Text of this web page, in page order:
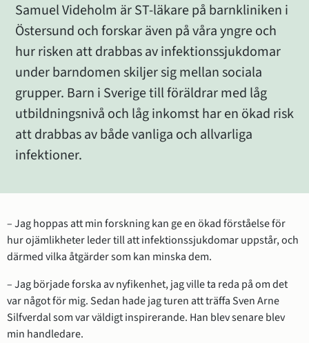
Samuel Videholm är ST-läkare på barnkliniken i
Östersund och forskar även på våra yngre och
hur risken att drabbas av infektionssjukdomar
under barndomen skiljer sig mellan sociala
grupper. Barn i Sverige till föräldrar med låg
utbildningsnivå och låg inkomst har en ökad risk
att drabbas av både vanliga och allvarliga
infektioner.
– Jag hoppas att min forskning kan ge en ökad förståelse för
hur ojämlikheter leder till att infektionssjukdomar uppstår, och
därmed vilka åtgärder som kan minska dem.
– Jag började forska av nyfikenhet, jag ville ta reda på om det
var något för mig. Sedan hade jag turen att träffa Sven Arne
Silfverdal som var väldigt inspirerande. Han blev senare blev
min handledare.